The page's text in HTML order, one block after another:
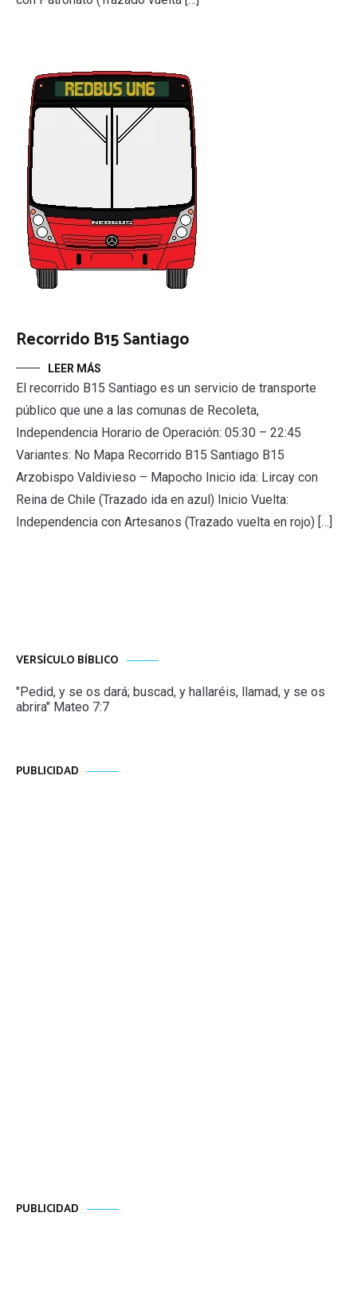
Recorrido B15 Santiago
LEER MÁS
El recorrido B15 Santiago es un servicio de transporte
público que une a las comunas de Recoleta,
Independencia Horario de Operación: 05:30 – 22:45
Variantes: No Mapa Recorrido B15 Santiago B15
Arzobispo Valdivieso – Mapocho Inicio ida: Lircay con
Reina de Chile (Trazado ida en azul) Inicio Vuelta:
Independencia con Artesanos (Trazado vuelta en rojo) […]
VERSÍCULO BÍBLICO
"Pedid, y se os dará; buscad, y hallaréis, llamad, y se os
abrira" Mateo 7:7
PUBLICIDAD
PUBLICIDAD